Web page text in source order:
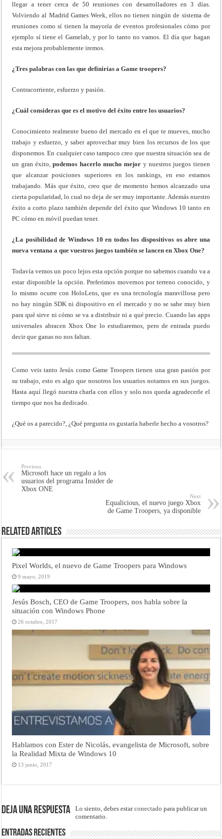
llegar a tener cerca de 50 reuniones con desarrolladores en 3 días.
Volviendo al Madrid Games Week, ellos no tienen ningún de sistema de
reuniones como sí tienen la mayoría de eventos profesionales cómo por
ejemplo sí tiene el Gamelab, y por lo tanto no vamos. El día que hagan
esta mejora probablemente iremos.
¿Tres palabras con las que definirías a Game troopers?
Contracorriente, esfuerzo y pasión.
¿Cuál consideras que es el motivo del éxito entre los usuarios?
Conocimiento realmente bueno del mercado en el que te mueves, mucho
trabajo y esfuerzo, y saber aprovechar muy bien los recursos de los que
disponemos. En cualquier caso tampoco creo que nuestra situación sea de
un gran éxito,podemos hacerlo mucho mejor y nuestros juegos tienen
que alcanzar posiciones superiores en los rankings, en eso estamos
trabajando. Más que éxito, creo que de momento hemos alcanzado una
cierta popularidad, lo cual no deja de ser muy importante. Además nuestro
éxito a corto plazo también depende del éxito que Windows 10 tanto en
PC cómo en móvil puedan tener.
¿La posibilidad de Windows 10 en todos los dispositivos os abre una
nueva ventana a que vuestros juegos también se lancen en Xbox One?
Todavía vemos un poco lejos esta opción porque no sabemos cuando va a
estar disponible la opción. Preferimos movernos por terreno conocido, y
lo mismo ocurre con HoloLens, que es una tecnología maravillosa pero
no hay ningún SDK ni dispositivo en el mercado y no se sabe muy bien
para qué sirve ni cómo se va a distribuir ni a qué precio. Cuando las apps
universales abracen Xbox One lo estudiaremos, pero de entrada puedo
decir que ganas no nos faltan.
Como veis tanto Jesús como Game Troopers tienen una gran pasión por
su trabajo, esto es algo que nosotros los usuarios notamos en sus juegos.
Hasta aquí llegó nuestra charla con ellos y solo nos queda agradecerle el
tiempo que nos ha dedicado.
¿Qué os a parecido?, ¿Qué pregunta os gustaría haberle hecho a vosotros?
Previous
Microsoft hace un regalo a los
usuarios del programa Insider de
Xbox ONE
Next
Equalicious, el nuevo juego Xbox
de Game Troopers, ya disponible
Related Articles
Pixel Worlds, el nuevo de Game Troopers para Windows
9 mayo, 2019
Jesús Bosch, CEO de Game Troopers, nos habla sobre la
situación con Windows Phone
26 octubre, 2017
Hablamos con Ester de Nicolás, evangelista de Microsoft, sobre
la Realidad Mixta de Windows 10
13 junio, 2017
Deja una respuesta Lo siento, debes estarconectado para publicar un
comentario.
Entradas recientes